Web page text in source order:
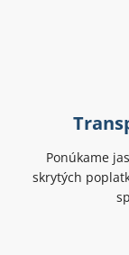
Ponúkame
skrytých